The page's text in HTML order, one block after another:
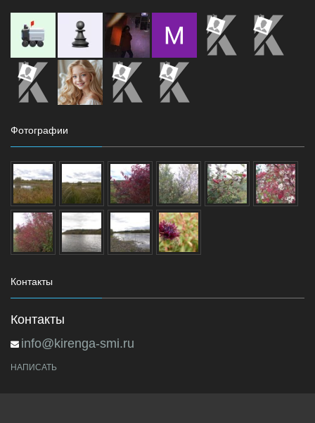
Фотографии
Контакты
Контакты
info@kirenga-smi.ru
НАПИСАТЬ